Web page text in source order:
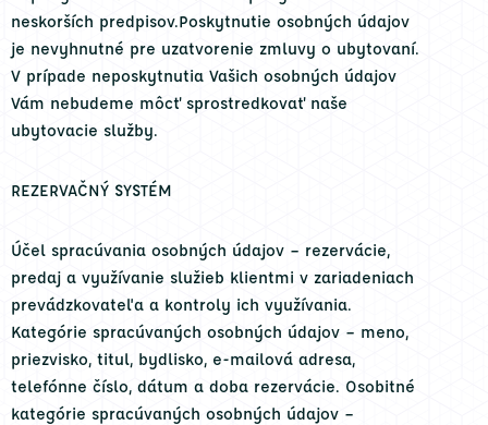
neskorších predpisov.Poskytnutie osobných údajov
je nevyhnutné pre uzatvorenie zmluvy o ubytovaní.
V prípade neposkytnutia Vašich osobných údajov
Vám nebudeme môcť sprostredkovať naše
ubytovacie služby.
REZERVAČNÝ SYSTÉM
Účel spracúvania osobných údajov – rezervácie,
predaj a využívanie služieb klientmi v zariadeniach
prevádzkovateľa a kontroly ich využívania.
Kategórie spracúvaných osobných údajov – meno,
priezvisko, titul, bydlisko, e-mailová adresa,
telefónne číslo, dátum a doba rezervácie. Osobitné
kategórie spracúvaných osobných údajov –